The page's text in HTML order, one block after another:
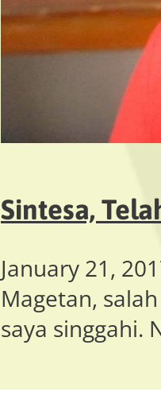
Sintesa,
January 21,
Magetan,
saya singgahi.